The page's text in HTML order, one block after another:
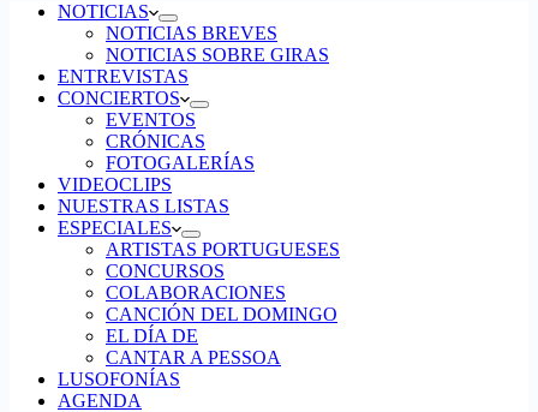
NOTICIAS
NOTICIAS BREVES
NOTICIAS SOBRE GIRAS
ENTREVISTAS
CONCIERTOS
EVENTOS
CRÓNICAS
FOTOGALERÍAS
VIDEOCLIPS
NUESTRAS LISTAS
ESPECIALES
ARTISTAS PORTUGUESES
CONCURSOS
COLABORACIONES
CANCIÓN DEL DOMINGO
EL DÍA DE
CANTAR A PESSOA
LUSOFONÍAS
AGENDA